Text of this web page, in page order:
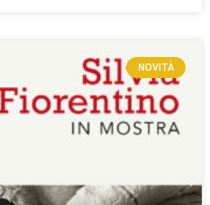
NOVITÀ